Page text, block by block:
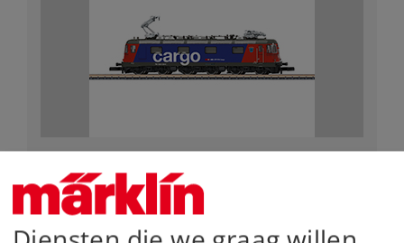
Elektrische locomotief type Re 620
299,00 €